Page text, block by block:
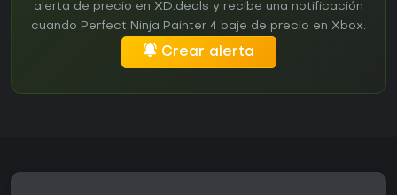
alerta de precio en XD.deals y recibe una notificación
cuando Perfect Ninja Painter 4 baje de precio en Xbox.
Crear alerta